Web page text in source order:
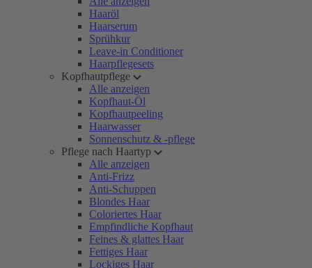
Haaröl
Haarserum
Sprühkur
Leave-in Conditioner
Haarpflegesets
Kopfhautpflege
Alle anzeigen
Kopfhaut-Öl
Kopfhautpeeling
Haarwasser
Sonnenschutz & -pflege
Pflege nach Haartyp
Alle anzeigen
Anti-Frizz
Anti-Schuppen
Blondes Haar
Coloriertes Haar
Empfindliche Kopfhaut
Feines & glattes Haar
Fettiges Haar
Lockiges Haar